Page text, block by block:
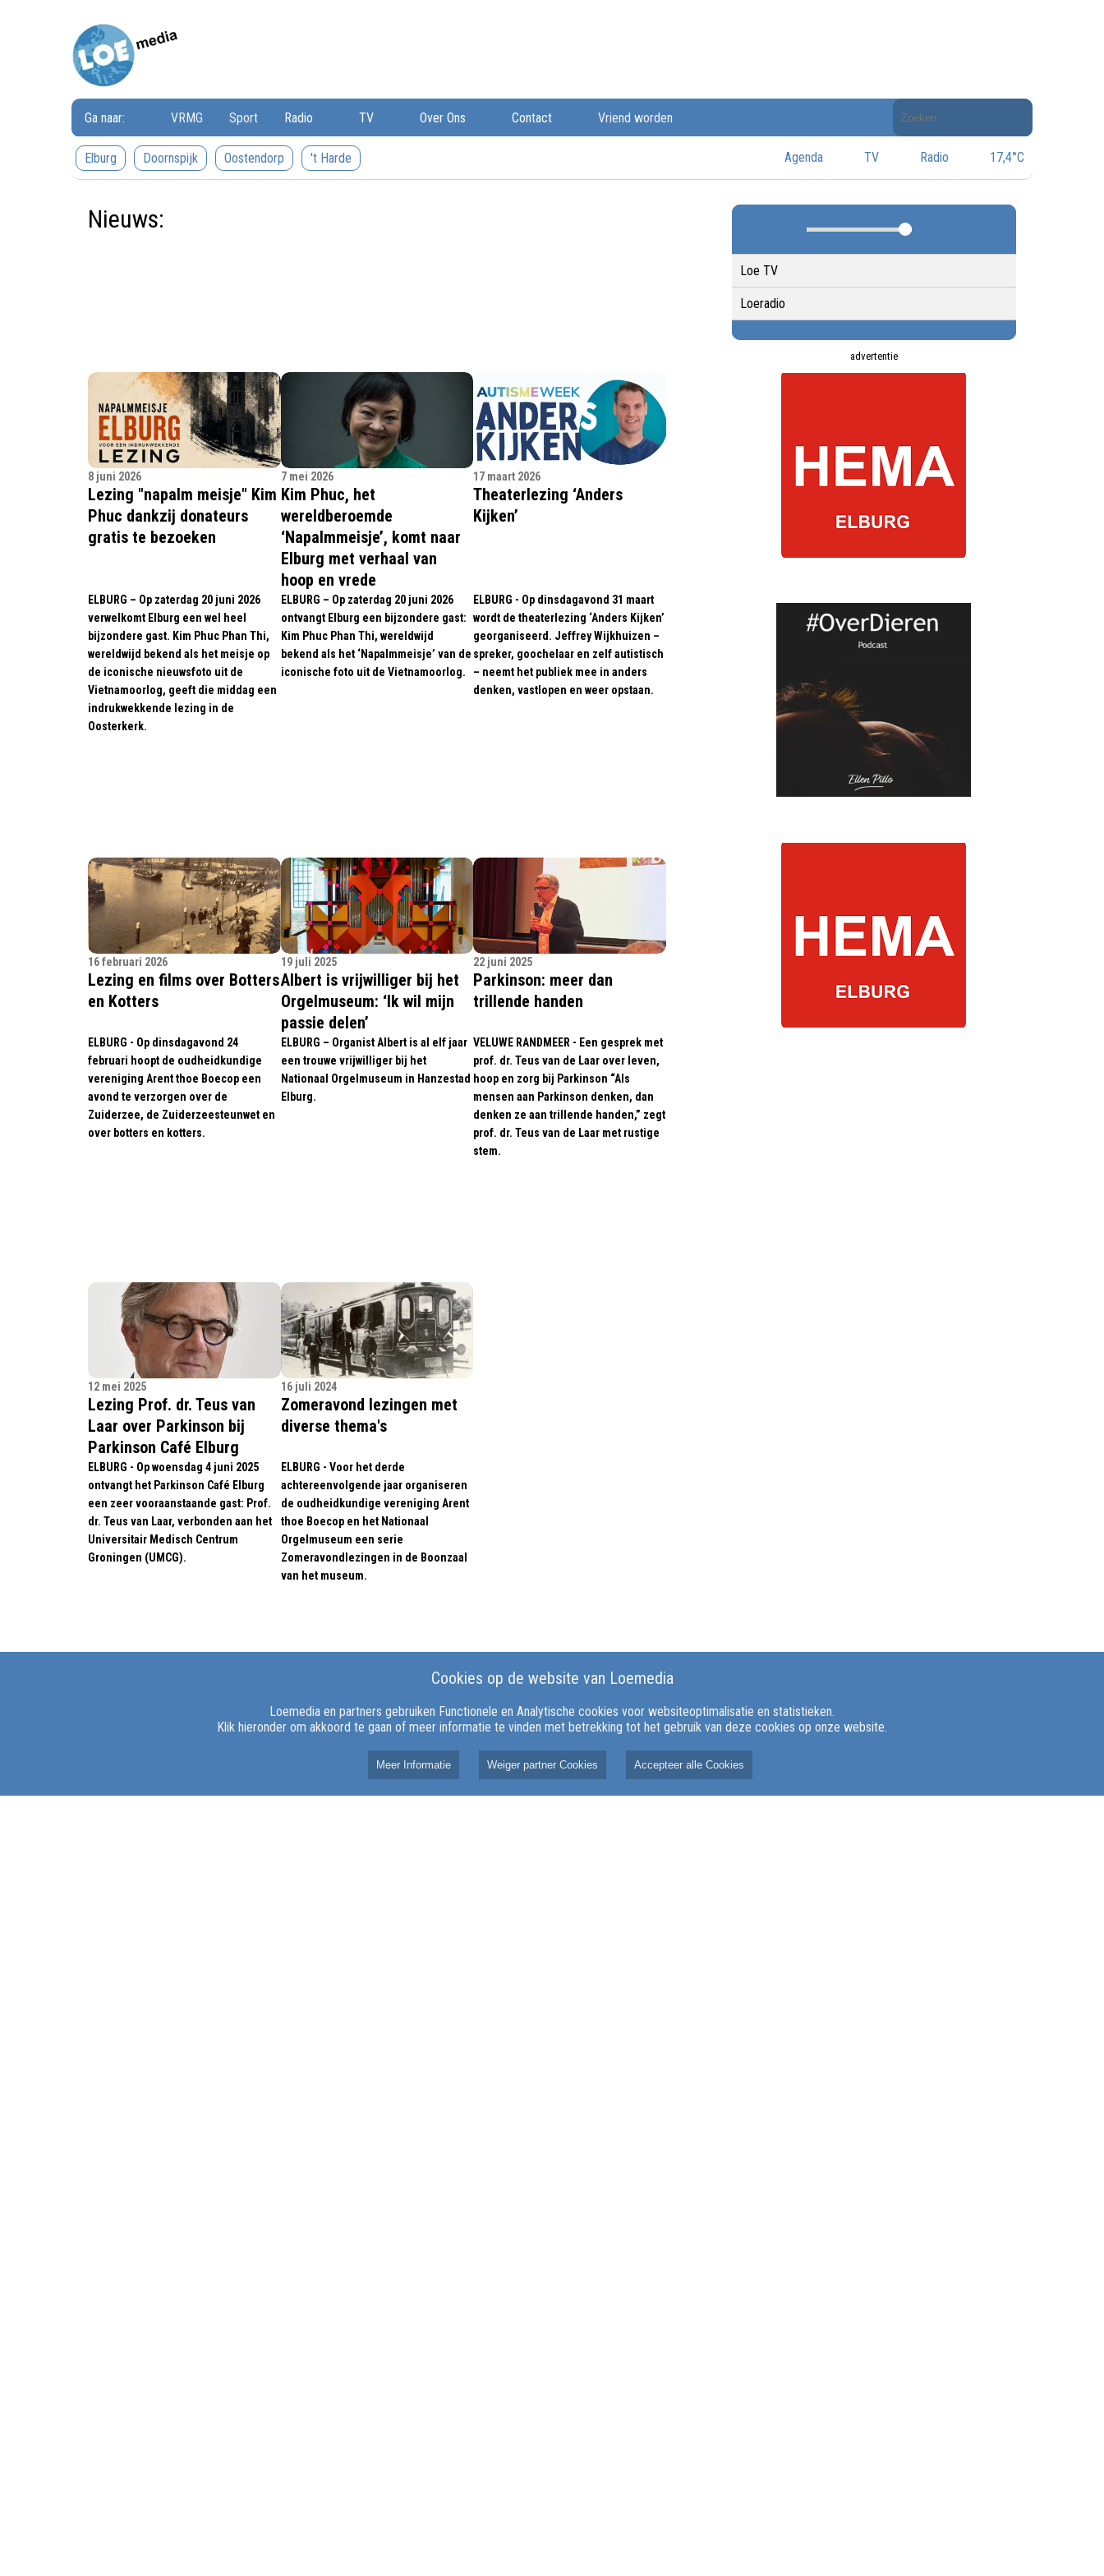
Ga naar: VRMG Sport Radio TV Over Ons Contact Vriend worden
Doorzoek
de
website
Elburg
Doornspijk Oostendorp 't Harde Agenda TV Radio 17,4°C
Nieuws:
8 juni 2026
Lezing "napalm meisje" Kim
Phuc dankzij donateurs
gratis te bezoeken
ELBURG – Op zaterdag 20 juni 2026
verwelkomt Elburg een wel heel
bijzondere gast. Kim Phuc Phan Thi,
wereldwijd bekend als het meisje op
de iconische nieuwsfoto uit de
Vietnamoorlog, geeft die middag een
indrukwekkende lezing in de
Oosterkerk.
7 mei 2026
Kim Phuc, het
wereldberoemde
‘Napalmmeisje’, komt naar
Elburg met verhaal van
hoop en vrede
ELBURG – Op zaterdag 20 juni 2026
ontvangt Elburg een bijzondere gast:
Kim Phuc Phan Thi, wereldwijd
bekend als het ‘Napalmmeisje’ van de
iconische foto uit de Vietnamoorlog.
17 maart 2026
Theaterlezing ‘Anders
Kijken’
ELBURG - Op dinsdagavond 31 maart
wordt de theaterlezing ‘Anders Kijken’
georganiseerd. Jeffrey Wijkhuizen –
spreker, goochelaar en zelf autistisch
– neemt het publiek mee in anders
denken, vastlopen en weer opstaan.
16 februari 2026
Lezing en films over Botters
en Kotters
ELBURG - Op dinsdagavond 24
februari hoopt de oudheidkundige
vereniging Arent thoe Boecop een
avond te verzorgen over de
Zuiderzee, de Zuiderzeesteunwet en
over botters en kotters.
19 juli 2025
Albert is vrijwilliger bij het
Orgelmuseum: ‘Ik wil mijn
passie delen’
ELBURG – Organist Albert is al elf jaar
een trouwe vrijwilliger bij het
Nationaal Orgelmuseum in Hanzestad
Elburg.
22 juni 2025
Parkinson: meer dan
trillende handen
VELUWE RANDMEER - Een gesprek met
prof. dr. Teus van de Laar over leven,
hoop en zorg bij Parkinson “Als
mensen aan Parkinson denken, dan
denken ze aan trillende handen,” zegt
prof. dr. Teus van de Laar met rustige
stem.
12 mei 2025
Lezing Prof. dr. Teus van
Laar over Parkinson bij
Parkinson Café Elburg
ELBURG - Op woensdag 4 juni 2025
ontvangt het Parkinson Café Elburg
een zeer vooraanstaande gast: Prof.
dr. Teus van Laar, verbonden aan het
Universitair Medisch Centrum
Groningen (UMCG).
16 juli 2024
Zomeravond lezingen met
diverse thema's
ELBURG - Voor het derde
achtereenvolgende jaar organiseren
de oudheidkundige vereniging Arent
thoe Boecop en het Nationaal
Orgelmuseum een serie
Zomeravondlezingen in de Boonzaal
van het museum.
Loe TV
Loeradio
advertentie
Cookies op de website van Loemedia
Loemedia en partners gebruiken Functionele en Analytische cookies voor websiteoptimalisatie en statistieken.
Klik hieronder om akkoord te gaan of meer informatie te vinden met betrekking tot het gebruik van deze cookies op onze website.
Meer Informatie Weiger partner Cookies Accepteer alle Cookies